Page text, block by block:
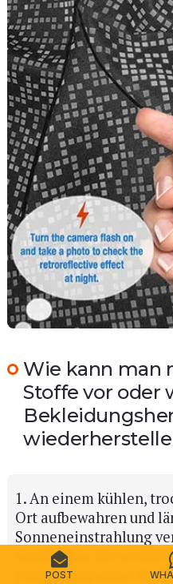
Wie kann man
Stoffe vor oder
1. An einem kühlen,
Ort aufbewahren und
Sonneneinstrahlung
empfohlen, sie in
Temperatur unter 80
POST